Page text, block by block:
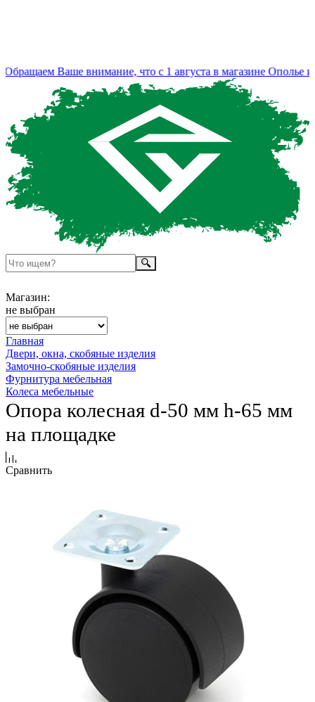
Ваше внимание, что с 1 августа в магазине Ополье
Магазин:
не выбран
Главная
Двери, окна, скобяные изделия
Замочно-скобяные изделия
Фурнитура мебельная
Колеса мебельные
Опора колесная d-50 мм h-65 мм
на площадке
Сравнить